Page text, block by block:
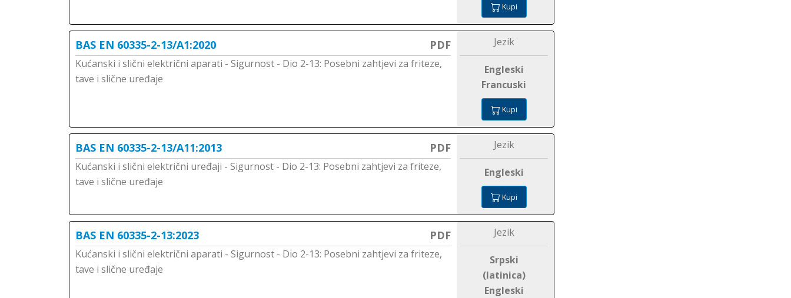
Kupi
BAS EN 60335-2-13/A1:2020 PDF
Kućanski i slični električni aparati - Sigurnost - Dio 2-13: Posebni zahtjevi za friteze,
tave i slične uređaje
Jezik
Engleski
Francuski
Kupi
BAS EN 60335-2-13/A11:2013 PDF
Kućanski i slični električni uređaji - Sigurnost - Dio 2-13: Posebni zahtjevi za friteze,
tave i slične uređaje
Jezik
Engleski
Kupi
BAS EN 60335-2-13:2023 PDF
Kućanski i slični električni aparati - Sigurnost - Dio 2-13: Posebni zahtjevi za friteze,
tave i slične uređaje
Jezik
Srpski
(latinica)
Engleski